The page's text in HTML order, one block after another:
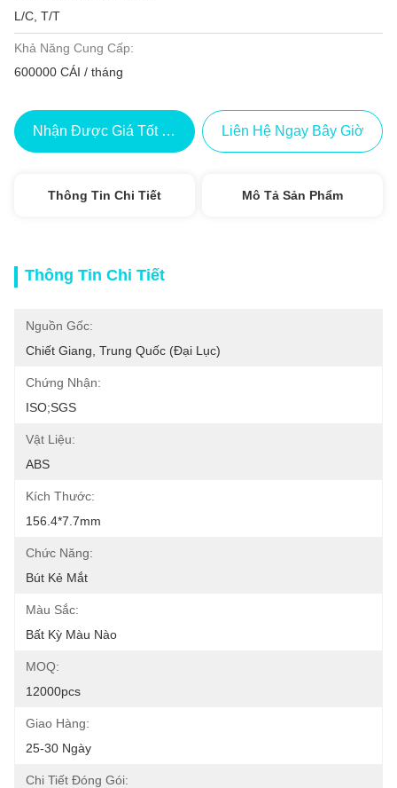
L/C, T/T
Khả Năng Cung Cấp:
600000 CÁI / tháng
Nhận Được Giá Tốt Nhất Liên Hệ Ngay Bây Giờ
Thông Tin Chi Tiết Mô Tả Sản Phẩm
Thông Tin Chi Tiết
Nguồn Gốc:
Chiết Giang, Trung Quốc (đại Lục)
Chứng Nhận:
ISO;SGS
Vật Liệu:
ABS
Kích Thước:
156.4*7.7mm
Chức Năng:
Bút Kẻ Mắt
Màu Sắc:
Bất Kỳ Màu Nào
MOQ:
12000pcs
Giao Hàng:
25-30 Ngày
Chi Tiết Đóng Gói: